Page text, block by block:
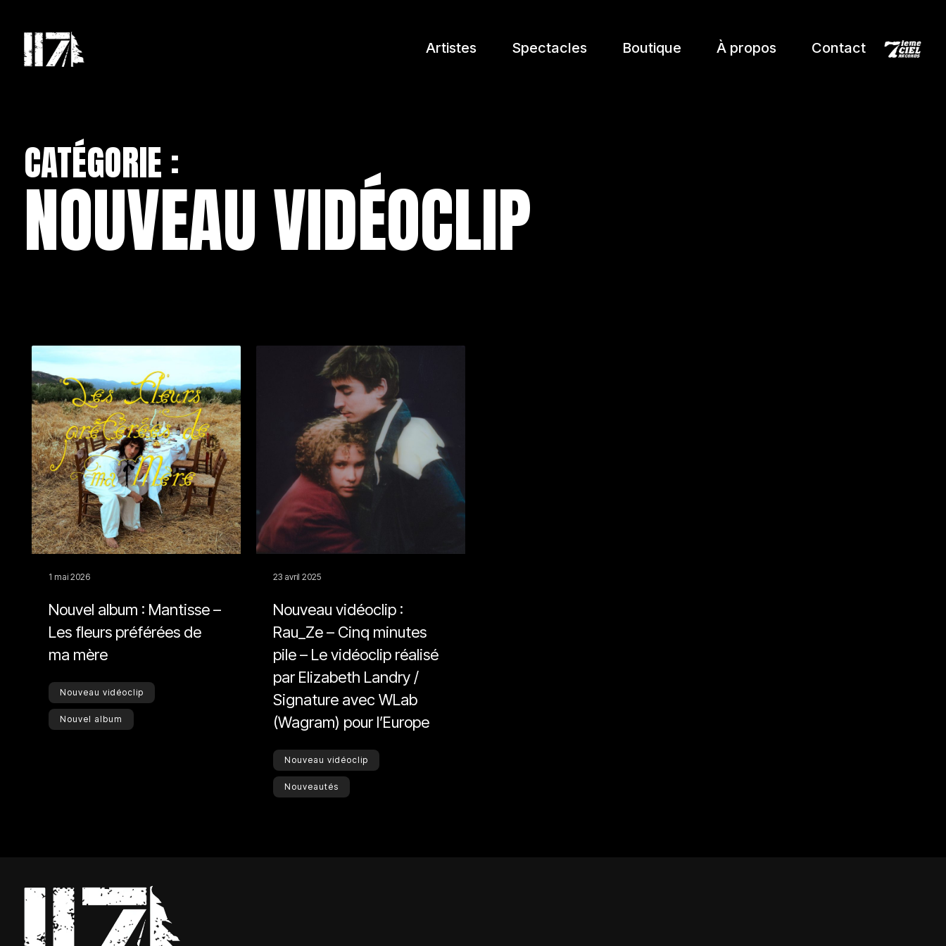
Artistes Spectacles Boutique À propos Contact
CATÉGORIE :
NOUVEAU VIDÉOCLIP
1 mai 2026
Nouvel album : Mantisse –
Les fleurs préférées de
ma mère
Nouveau vidéoclip
Nouvel album
23 avril 2025
Nouveau vidéoclip :
Rau_Ze – Cinq minutes
pile – Le vidéoclip réalisé
par Elizabeth Landry /
Signature avec WLab
(Wagram) pour l’Europe
Nouveau vidéoclip
Nouveautés